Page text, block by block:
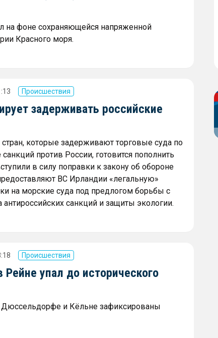
на фоне сохраняющейся напряженной
Красного моря.
Происшествия
задерживать российские
которые задерживают торговые суда по
против России, готовится пополнить
в силу поправки к закону об обороне
ВС Ирландии «легальную»
на морские суда под предлогом борьбы с
санкций и защиты экологии.
Происшествия
упал до исторического
Дюссельдорфе и Кёльне зафиксированы